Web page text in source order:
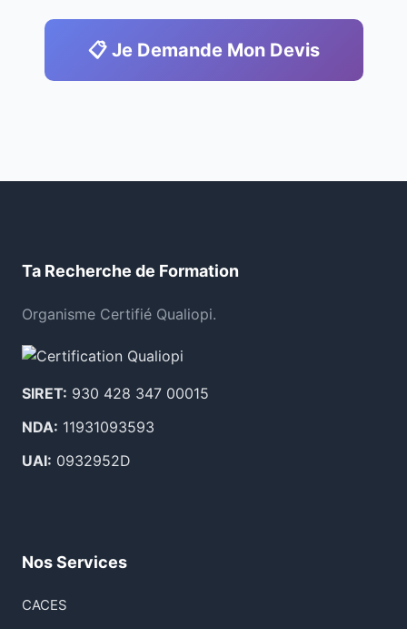
📋 Je Demande Mon Devis
Ta Recherche de Formation
Organisme Certifié Qualiopi.
SIRET: 930 428 347 00015
NDA: 11931093593
UAI: 0932952D
Nos Services
CACES